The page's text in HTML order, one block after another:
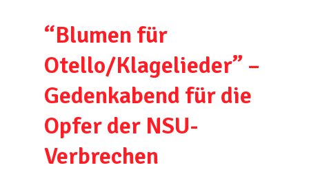
“Blumen für
Otello/Klagelieder” –
Gedenkabend für die
Opfer der NSU-
Verbrechen